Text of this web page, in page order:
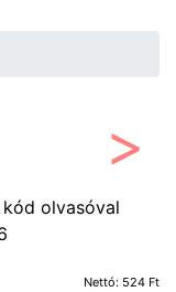
Nettó: 524 Ft